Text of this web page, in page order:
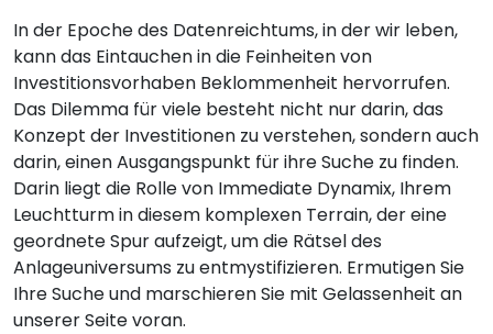
In der Epoche des Datenreichtums, in der wir leben,
kann das Eintauchen in die Feinheiten von
Investitionsvorhaben Beklommenheit hervorrufen.
Das Dilemma für viele besteht nicht nur darin, das
Konzept der Investitionen zu verstehen, sondern auch
darin, einen Ausgangspunkt für ihre Suche zu finden.
Darin liegt die Rolle von Immediate Dynamix, Ihrem
Leuchtturm in diesem komplexen Terrain, der eine
geordnete Spur aufzeigt, um die Rätsel des
Anlageuniversums zu entmystifizieren. Ermutigen Sie
Ihre Suche und marschieren Sie mit Gelassenheit an
unserer Seite voran.